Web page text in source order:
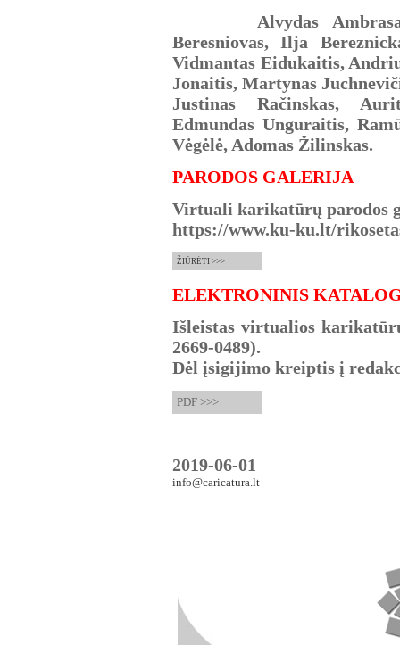
Alvydas Ambrasas,
Beresniovas, Ilja
Vidmantas Eidukaitis,
Jonaitis, Martynas
Justinas Račinskas,
Edmundas Unguraitis,
Vėgėlė, Adomas Žilinskas.
PARODOS GALERIJA
Virtuali karikatūrų parodos
https://www.ku-ku.lt/
ŽIŪRĖTI >>>
ELEKTRONINIS
Išleistas virtualios
2669-0489).
Dėl įsigijimo kreiptis į
PDF >>>
2019-06-01
info@caricatura.lt